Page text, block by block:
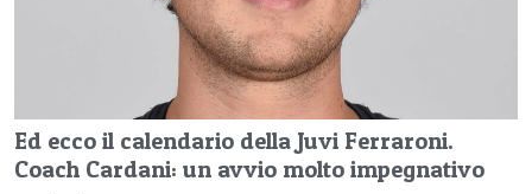
Ed ecco il calendario della Juvi Ferraroni.
Coach Cardani: un avvio molto impegnativo